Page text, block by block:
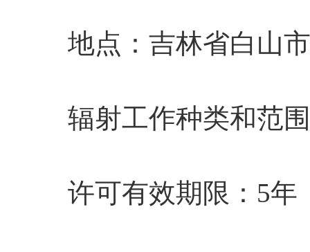
地点 ： 吉林省白山
辐射工作种类和范围
许可有效期限：5年